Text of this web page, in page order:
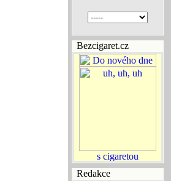
Bezcigaret.cz
Redakce